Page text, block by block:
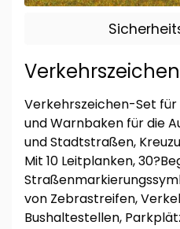
Verkehrszeichen-Set
und Warnbaken für die
und Stadtstraßen,
Mit 10 Leitplanken,
von Zebrastreifen,
Bushaltestellen,